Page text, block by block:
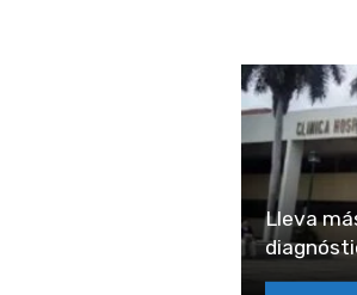
Lleva